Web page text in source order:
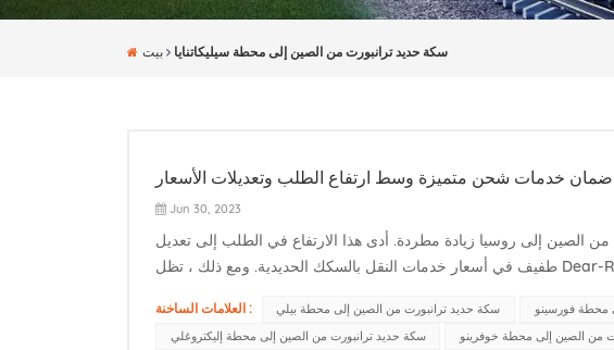
بيت سكة حديد ترانبورت من الصين إلى محطة سيليكاتنايا
خدمات شحن متميزة وسط ارتفاع الطلب وتعديلات الأسعار
Jun 30, 2023
الصين إلى روسيا زيادة مطردة. أدى هذا الارتفاع في الطلب إلى تعديل
طفيف في أسعار خدمات النقل بالسكك الحديدية. ومع ذلك ، تظل Dear-Railway Container Transport ملتزمة بتقديم خدمات
العلامات الساخنة : سكة حديد ترانبورت من الصين إلى محطة بيلي
محطة فورسينو
سكة حديد ترانبورت من الصين إلى محطة إليكتروغلي
من الصين إلى محطة خوفرينو